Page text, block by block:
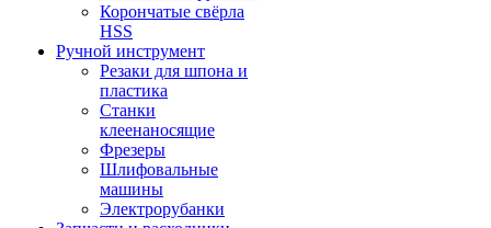
Корончатые свёрла
HSS
Ручной инструмент
Резаки для шпона и
пластика
Станки
клеенаносящие
Фрезеры
Шлифовальные
машины
Электрорубанки